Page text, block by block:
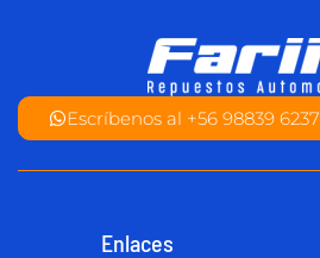
Escríbenos al +56 98839 6237
Enlaces